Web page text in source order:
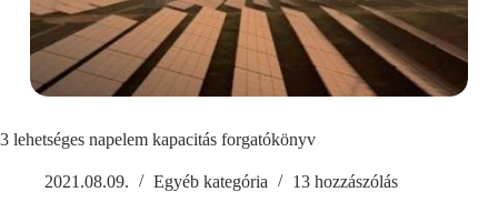
3 lehetséges napelem kapacitás forgatókönyv
2021.08.09. Egyéb kategória 13 hozzászólás